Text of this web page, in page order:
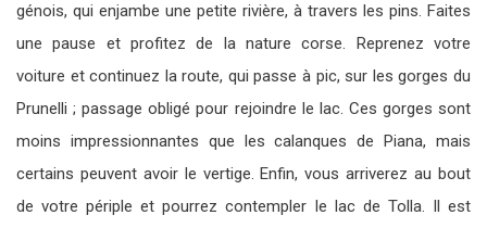
génois, qui enjambe une petite rivière, à travers les pins. Faites
une pause et profitez de la nature corse. Reprenez votre
voiture et continuez la route, qui passe à pic, sur les gorges du
Prunelli ; passage obligé pour rejoindre le lac. Ces gorges sont
moins impressionnantes que les calanques de Piana, mais
certains peuvent avoir le vertige. Enfin, vous arriverez au bout
de votre périple et pourrez contempler le lac de Tolla. Il est